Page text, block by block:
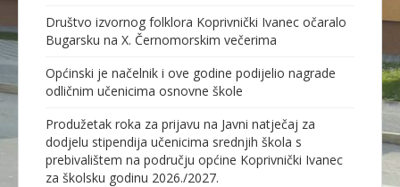
Društvo izvornog folklora Koprivnički Ivanec očaralo
Bugarsku na X. Černomorskim večerima
Općinski je načelnik i ove godine podijelio nagrade
odličnim učenicima osnovne škole
Produžetak roka za prijavu na Javni natječaj za
dodjelu stipendija učenicima srednjih škola s
prebivalištem na području općine Koprivnički Ivanec
za školsku godinu 2026./2027.